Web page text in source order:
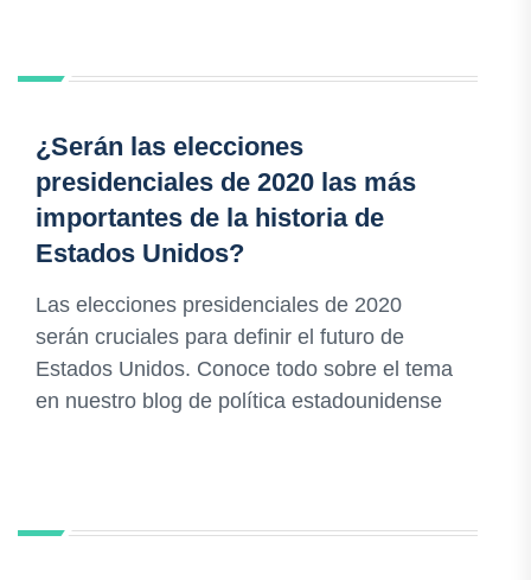
¿Serán las elecciones
presidenciales de 2020 las más
importantes de la historia de
Estados Unidos?
Las elecciones presidenciales de 2020
serán cruciales para definir el futuro de
Estados Unidos. Conoce todo sobre el tema
en nuestro blog de política estadounidense